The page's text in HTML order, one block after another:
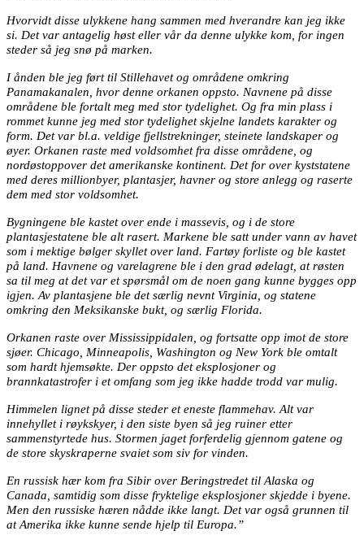
Hvorvidt disse ulykkene hang sammen med hverandre kan jeg ikke
si. Det var antagelig høst eller vår da denne ulykke kom, for ingen
steder så jeg snø på marken.
I ånden ble jeg ført til Stillehavet og områdene omkring
Panamakanalen, hvor denne orkanen oppsto. Navnene på disse
områdene ble fortalt meg med stor tydelighet. Og fra min plass i
rommet kunne jeg med stor tydelighet skjelne landets karakter og
form. Det var bl.a. veldige fjellstrekninger, steinete landskaper og
øyer. Orkanen raste med voldsomhet fra disse områdene, og
nordøstoppover det amerikanske kontinent. Det for over kyststatene
med deres millionbyer, plantasjer, havner og store anlegg og raserte
dem med stor voldsomhet.
Bygningene ble kastet over ende i massevis, og i de store
plantasjestatene ble alt rasert. Markene ble satt under vann av havet
som i mektige bølger skyllet over land. Fartøy forliste og ble kastet
på land. Havnene og varelagrene ble i den grad ødelagt, at røsten
sa til meg at det var et spørsmål om de noen gang kunne bygges opp
igjen. Av plantasjene ble det særlig nevnt Virginia, og statene
omkring den Meksikanske bukt, og særlig Florida.
Orkanen raste over Mississippidalen, og fortsatte opp imot de store
sjøer. Chicago, Minneapolis, Washington og New York ble omtalt
som hardt hjemsøkte. Der oppsto det eksplosjoner og
brannkatastrofer i et omfang som jeg ikke hadde trodd var mulig.
Himmelen lignet på disse steder et eneste flammehav. Alt var
innehyllet i røykskyer, i den siste byen så jeg ruiner etter
sammenstyrtede hus. Stormen jaget forferdelig gjennom gatene og
de store skyskraperne svaiet som siv for vinden.
En russisk hær kom fra Sibir over Beringstredet til Alaska og
Canada, samtidig som disse fryktelige eksplosjoner skjedde i byene.
Men den russiske hæren nådde ikke langt. Det var også grunnen til
at Amerika ikke kunne sende hjelp til Europa.”